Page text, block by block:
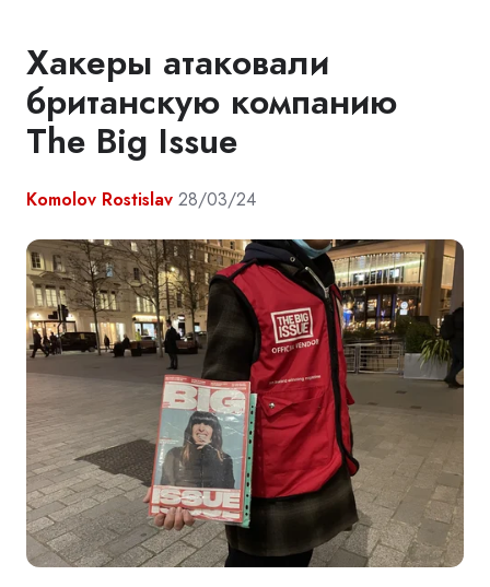
Хакеры атаковали
британскую компанию
The Big Issue
Komolov Rostislav 28/03/24